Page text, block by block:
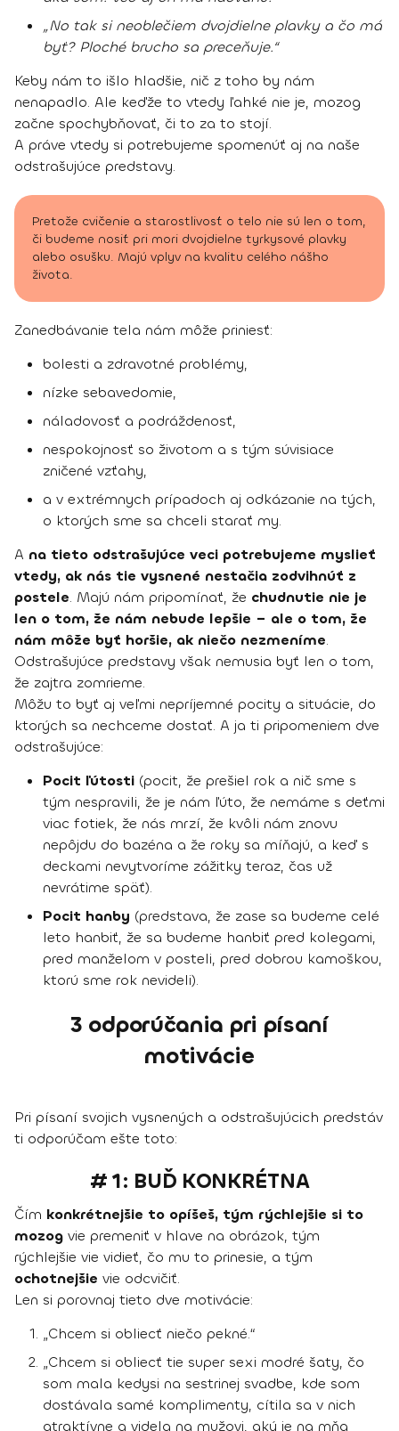
„No tak si neoblečiem dvojdielne plavky a čo má
byť? Ploché brucho sa preceňuje.“
Keby nám to išlo hladšie, nič z toho by nám
nenapadlo. Ale keďže to vtedy ľahké nie je, mozog
začne spochybňovať, či to za to stojí.
A práve vtedy si potrebujeme spomenúť aj na naše
odstrašujúce predstavy.
Pretože cvičenie a starostlivosť o telo nie sú len o tom,
či budeme nosiť pri mori dvojdielne tyrkysové plavky
alebo osušku. Majú vplyv na kvalitu celého nášho
života.
Zanedbávanie tela nám môže priniesť:
bolesti a zdravotné problémy,
nízke sebavedomie,
náladovosť a podráždenosť,
nespokojnosť so životom a s tým súvisiace
zničené vzťahy,
a v extrémnych prípadoch aj odkázanie na tých,
o ktorých sme sa chceli starať my.
A na tieto odstrašujúce veci potrebujeme myslieť
vtedy, ak nás tie vysnené nestačia zodvihnúť z
postele. Majú nám pripomínať, že chudnutie nie je
len o tom, že nám nebude lepšie – ale o tom, že
nám môže byť horšie, ak niečo nezmeníme.
Odstrašujúce predstavy však nemusia byť len o tom,
že zajtra zomrieme.
Môžu to byť aj veľmi nepríjemné pocity a situácie, do
ktorých sa nechceme dostať. A ja ti pripomeniem dve
odstrašujúce:
Pocit ľútosti (pocit, že prešiel rok a nič sme s
tým nespravili, že je nám ľúto, že nemáme s deťmi
viac fotiek, že nás mrzí, že kvôli nám znovu
nepôjdu do bazéna a že roky sa míňajú, a keď s
deckami nevytvoríme zážitky teraz, čas už
nevrátime späť).
Pocit hanby (predstava, že zase sa budeme celé
leto hanbiť, že sa budeme hanbiť pred kolegami,
pred manželom v posteli, pred dobrou kamoškou,
ktorú sme rok nevideli).
3 odporúčania pri písaní
motivácie
Pri písaní svojich vysnených a odstrašujúcich predstáv
ti odporúčam ešte toto:
# 1: BUĎ KONKRÉTNA
Čím konkrétnejšie to opíšeš, tým rýchlejšie si to
mozog vie premeniť v hlave na obrázok, tým
rýchlejšie vie vidieť, čo mu to prinesie, a tým
ochotnejšie vie odcvičiť.
Len si porovnaj tieto dve motivácie:
„Chcem si obliecť niečo pekné.“
„Chcem si obliecť tie super sexi modré šaty, čo
som mala kedysi na sestrinej svadbe, kde som
dostávala samé komplimenty, cítila sa v nich
atraktívne a videla na mužovi, aký je na mňa